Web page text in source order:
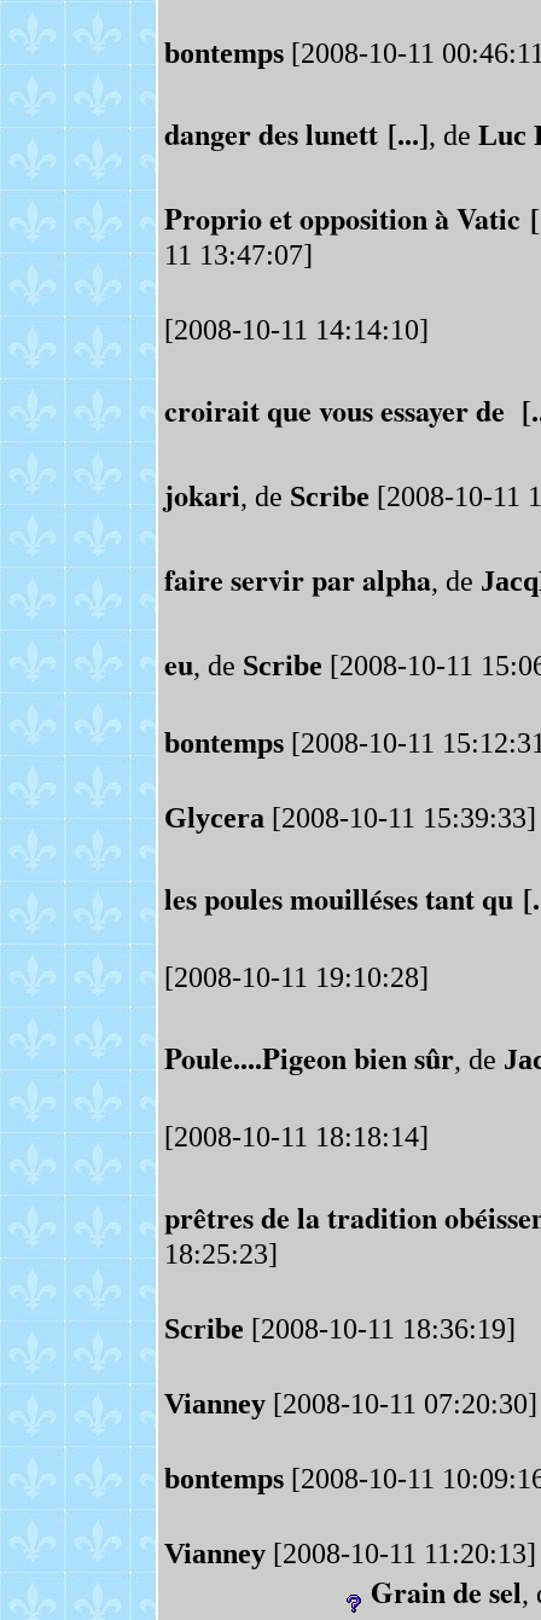
bontemps[2008-10-11
danger des lunett [...], de Luc
Proprio et opposition à Vatic
11 13:47:07]
[2008-10-11 14:14:10]
croirait que vous essayer de
jokari, de Scribe [2008-10-11
faire servir par alpha, de
eu, de Scribe [2008-10-11
bontemps[2008-10-11
Glycera [2008-10-11 15:39:33]
les poules mouilléses tant qu
[2008-10-11 19:10:28]
Poule....Pigeon bien sûr, de
[2008-10-11 18:18:14]
prêtres de la tradition
18:25:23]
Scribe [2008-10-11 18:36:19]
Vianney[2008-10-11 07:20:30]
bontemps[2008-10-11
Vianney[2008-10-11 11:20:13]
Grain de sel,